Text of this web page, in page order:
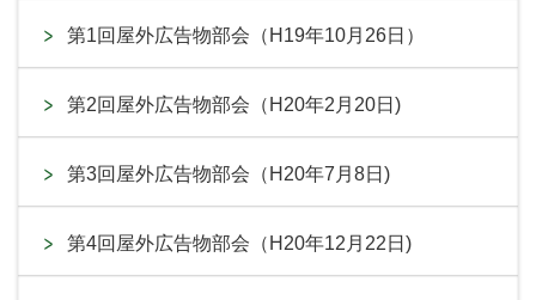
第1回屋外広告物部会（H19年10月26日）
第2回屋外広告物部会（H20年2月20日)
第3回屋外広告物部会（H20年7月8日)
第4回屋外広告物部会（H20年12月22日)